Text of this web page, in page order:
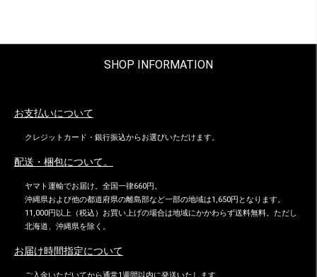
SHOP INFORMATION
お支払いについて
クレジットカード・銀行振込からお選びいただけます。
配送・梱包について。
ヤマト運輸でお届け。全国一律660円。
沖縄県および他の都道府県の離島部など一部の地域は1,650円となります。
11,000円以上（税込）お買い上げの場合は地域にかかわらず送料無料。ただし
北海道、沖縄県を除く。
お届け時間指定について